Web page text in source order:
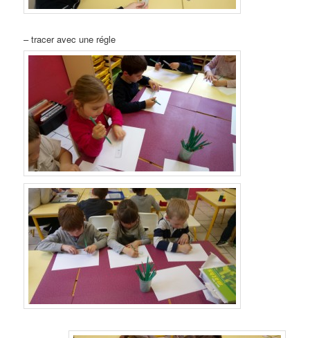
– tracer avec une régle